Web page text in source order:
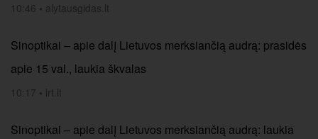
10:46 • alytausgidas.lt
Sinoptikai – apie dalį Lietuvos merksiančią audrą: prasidės
apie 15 val., laukia škvalas
10:17 • lrt.lt
Sinoptikai – apie dalį Lietuvos merksiančią audrą: laukia